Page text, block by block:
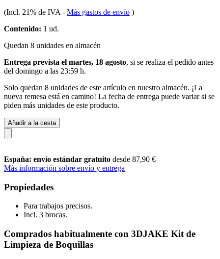
(Incl. 21% de IVA - Más gastos de envío )
Contenido: 1 ud.
Quedan 8 unidades en almacén
Entrega prevista el martes, 18 agosto, si se realiza el pedido antes
del domingo a las 23:59 h.
Solo quedan 8 unidades de este artículo en nuestro almacén. ¡La
nueva remesa está en camino! La fecha de entrega puede variar si se
piden más unidades de este producto.
Añadir a la cesta
España: envío estándar gratuito desde 87,90 €
Más información sobre envío y entrega
Propiedades
Para trabajos precisos.
Incl. 3 brocas.
Comprados habitualmente con 3DJAKE Kit de
Limpieza de Boquillas